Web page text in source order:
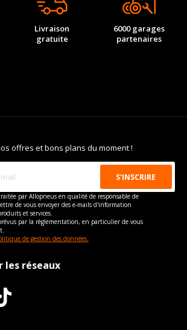
Livraison
gratuite
6000 garages
partenaires
offres et bons plans du moment !
par Allopneus en qualité de responsable de
de vous envoyer des e-mails d'information
et services.
par la règlementation, en particulier de vous
de gestion des données.
les réseaux